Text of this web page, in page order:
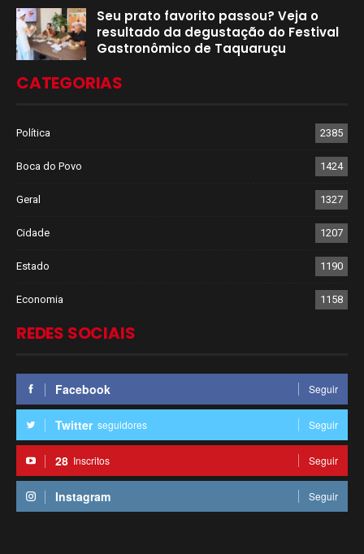
Seu prato favorito passou? Veja o
resultado da degustação do Festival
Gastronômico de Taquaruçu
CATEGORIAS
Política 2385
Boca do Povo 1424
Geral 1327
Cidade 1207
Estado 1190
Economia 1158
REDES SOCIAIS
Facebook Seguir
Twitter seguidores Seguir
28 Inscritos Seguir
Instagram Seguir